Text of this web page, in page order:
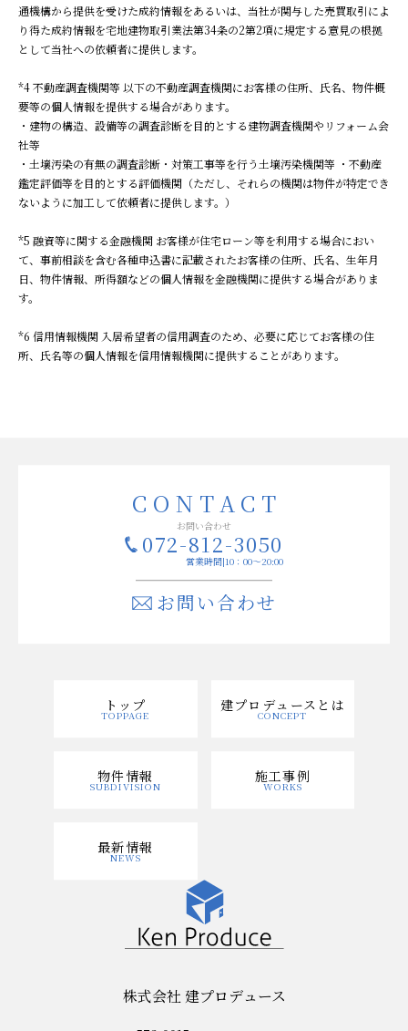
通機構から提供を受けた成約情報をあるいは、当社が関与した売買取引によ
り得た成約情報を宅地建物取引業法第34条の2第2項に規定する意見の根拠
として当社への依頼者に提供します。
*4 不動産調査機関等 以下の不動産調査機関にお客様の住所、氏名、物件概
要等の個人情報を提供する場合があります。
・建物の構造、設備等の調査診断を目的とする建物調査機関やリフォーム会
社等
・土壌汚染の有無の調査診断・対策工事等を行う土壌汚染機関等 ・不動産
鑑定評価等を目的とする評価機関（ただし、それらの機関は物件が特定でき
ないように加工して依頼者に提供します。）
*5 融資等に関する金融機関 お客様が住宅ローン等を利用する場合におい
て、事前相談を含む各種申込書に記載されたお客様の住所、氏名、生年月
日、物件情報、所得額などの個人情報を金融機関に提供する場合がありま
す。
*6 信用情報機関 入居希望者の信用調査のため、必要に応じてお客様の住
所、氏名等の個人情報を信用情報機関に提供することがあります。
お問い合わせ
072-812-3050
営業時間|10：00～20:00
お問い合わせ
トップ 建プロデュースとは
物件情報 施工事例
最新情報
株式会社 建プロデュース